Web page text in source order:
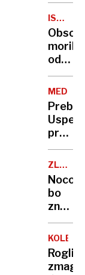
morale
biti
kot
AKCIJA
odšel
na
WC
in
z
novega
zapora
v
Preboj:
jetra
v
telo
ZLATA
NIT
2024
Nocoj
bo
znano,
kdo
so
Roglič